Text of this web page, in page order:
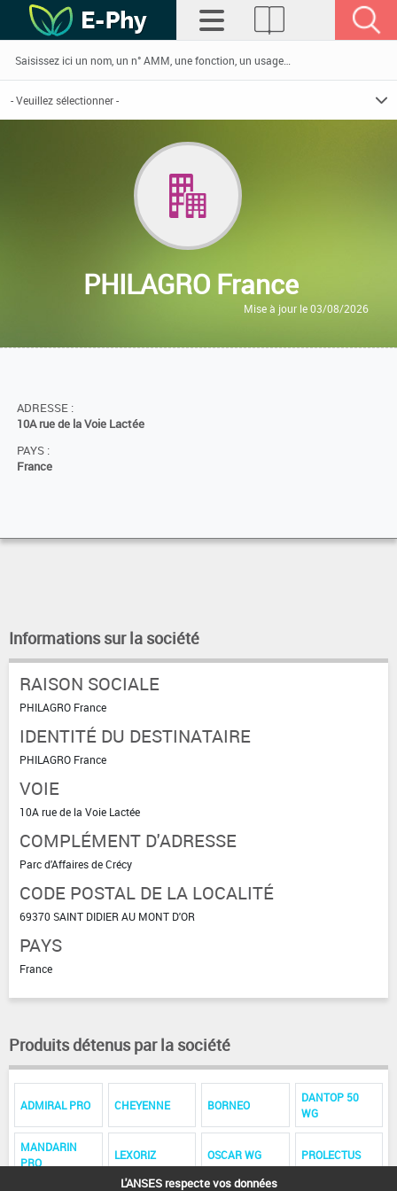
PHILAGRO France
Mise à jour le 03/08/2026
ADRESSE :
10A rue de la Voie Lactée
PAYS :
France
Informations sur la société
RAISON SOCIALE
PHILAGRO France
IDENTITÉ DU DESTINATAIRE
PHILAGRO France
VOIE
10A rue de la Voie Lactée
COMPLÉMENT D'ADRESSE
Parc d'Affaires de Crécy
CODE POSTAL DE LA LOCALITÉ
69370 SAINT DIDIER AU MONT D'OR
PAYS
France
Produits détenus par la société
ADMIRAL PRO CHEYENNE BORNEO
DANTOP 50
WG
MANDARIN
PRO
LEXORIZ OSCAR WG PROLECTUS
L'ANSES respecte vos données